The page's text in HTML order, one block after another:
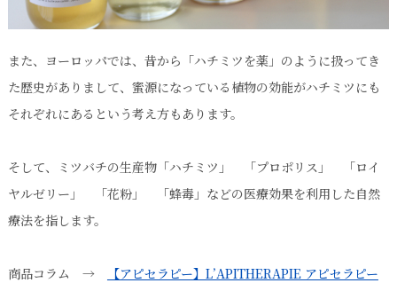
また、ヨーロッパでは、昔から「ハチミツを薬」のように扱ってき
た歴史がありまして、蜜源になっている植物の効能がハチミツにも
それぞれにあるという考え方もあります。
そして、ミツバチの生産物「ハチミツ」 「プロポリス」 「ロイ
ヤルゼリー」 「花粉」 「蜂毒」などの医療効果を利用した自然
療法を指します。
商品コラム →
【アピセラピー】L’APITHERAPIE アピセラピー